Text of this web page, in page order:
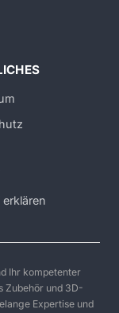
Ihr kompetenter
Zubehör und 3D-
Expertise und